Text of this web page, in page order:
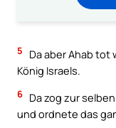
5
Da aber Ahab tot
König Israels.
6 Da zog zur
und ordnete das